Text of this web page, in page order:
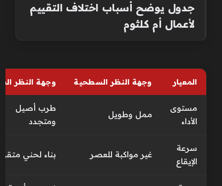
جدول يوضح أسباب اختلاف التقييم
لأعمال أم كلثوم
المعيار وجهة النظر السطحية وجهة النظر
مستوى
الأداء
ممل وطويل
طرب أصيل
ومتجدد
سرعة
الإيقاع
غير مواكبة للعصر بناء لحني متقن